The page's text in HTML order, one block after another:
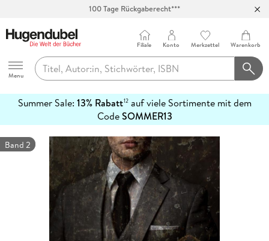
100 Tage Rückgaberecht***
Hugendubel
Menu
Filiale Konto Merkzettel Warenkorb
Summer Sale: 13% Rabatt12auf viele Sortimente mit dem
CodeSOMMER13
erfahren
Band 2